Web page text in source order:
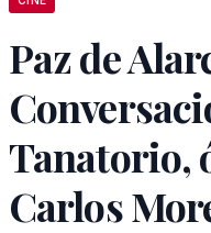
Paz de
Tanatorio,
Carlos